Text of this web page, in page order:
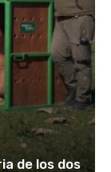
de los dos